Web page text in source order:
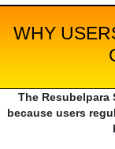
WHY
The Resubelpara
because users